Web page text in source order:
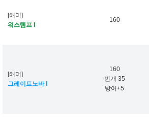
[해머]
워스탬프 I
160
[해머]
그레이트노바 I
160
번개 35
방어+5